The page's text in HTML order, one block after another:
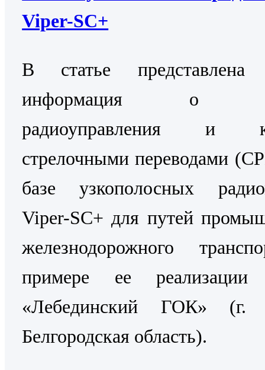
Viper-SC+
В статье представлена
информация о
радиоуправления и
стрелочными переводами
базе узкополосных
Viper-SC+ для путей
железнодорожного
примере ее
«Лебединский ГОК» (г.
Белгородская область).